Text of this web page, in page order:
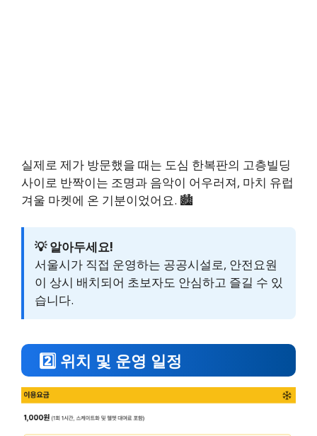
실제로 제가 방문했을 때는 도심 한복판의 고층빌딩
사이로 반짝이는 조명과 음악이 어우러져, 마치 유럽
겨울 마켓에 온 기분이었어요. 🏙️
💡 알아두세요!
서울시가 직접 운영하는 공공시설로, 안전요원
이 상시 배치되어 초보자도 안심하고 즐길 수 있
습니다.
2️⃣ 위치 및 운영 일정